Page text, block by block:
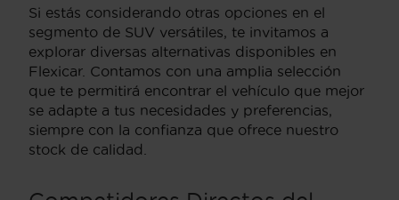
Si estás considerando otras opciones en el
segmento de SUV versátiles, te invitamos a
explorar diversas alternativas disponibles en
Flexicar. Contamos con una amplia selección
que te permitirá encontrar el vehículo que mejor
se adapte a tus necesidades y preferencias,
siempre con la confianza que ofrece nuestro
stock de calidad.